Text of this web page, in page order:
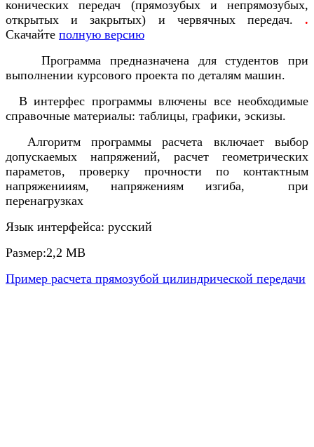
конических передач (прямозубых и непрямозубых,
открытых и закрытых) и червячных передач. .
Скачайте полную версию
Программа предназначена для студентов при
выполнении курсового проекта по деталям машин.
В интерфес программы влючены все необходимые
справочные материалы: таблицы, графики, эскизы.
Алгоритм программы расчета включает выбор
допускаемых напряжений, расчет геометрических
параметов, проверку прочности по контактным
напряженииям, напряжениям изгиба, при
перенагрузках
Язык интерфейса: русский
Размер:2,2 МВ
Пример расчета прямозубой цилиндрической передачи